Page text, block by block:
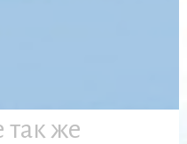
так же